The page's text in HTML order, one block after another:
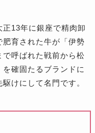
正13年に銀座で精肉卸
育された牛が「伊勢
呼ばれた戦前から松
確固たるブランドに
けにして名門です。